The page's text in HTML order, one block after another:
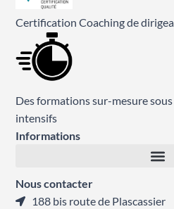
Certification Coaching de
Des formations sur-mesure
intensifs
Informations
Nous contacter
188 bis route de Plascassier